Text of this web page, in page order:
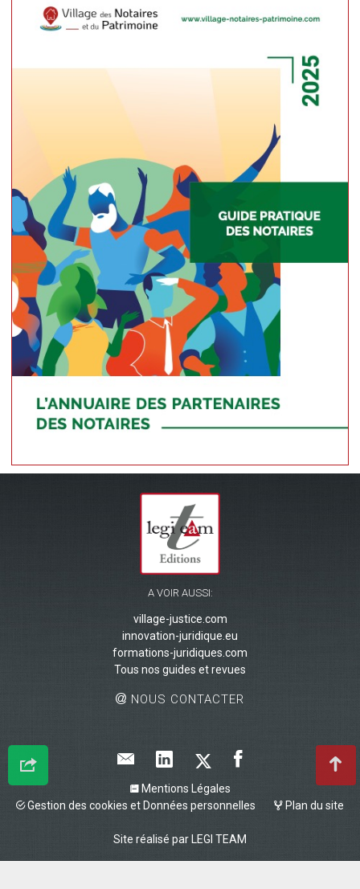
A VOIR AUSSI:
village-justice.com
innovation-juridique.eu
formations-juridiques.com
Tous nos guides et revues
NOUS CONTACTER
Mentions Légales
Gestion des cookies et Données personnelles
Plan du site
Site réalisé par LEGI TEAM